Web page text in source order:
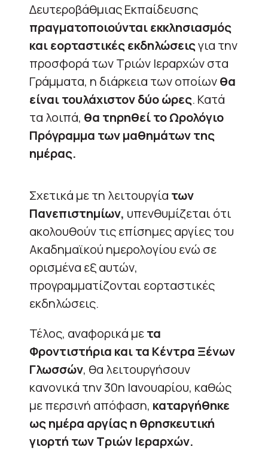
Δευτεροβάθμιας Εκπαίδευσης
πραγματοποιούνται εκκλησιασμός
και εορταστικές εκδηλώσειςγια την
προσφορά των Τριών Ιεραρχών στα
Γράμματα, η διάρκεια των οποίωνθα
είναι τουλάχιστον δύο ώρες. Κατά
τα λοιπά, θα τηρηθεί το Ωρολόγιο
Πρόγραμμα των μαθημάτων της
ημέρας.
Σχετικά με τη λειτουργία των
Πανεπιστημίων, υπενθυμίζεται ότι
ακολουθούν τις επίσημες αργίες του
Ακαδημαϊκού ημερολογίου ενώ σε
ορισμένα εξ αυτών,
προγραμματίζονται εορταστικές
εκδηλώσεις.
Τέλος, αναφορικά μετα
Φροντιστήρια και τα Κέντρα Ξένων
Γλωσσών, θα λειτουργήσουν
κανονικά την 30η Ιανουαρίου, καθώς
με περσινή απόφαση, καταργήθηκε
ως ημέρα αργίας η θρησκευτική
γιορτή των Τριών Ιεραρχών.